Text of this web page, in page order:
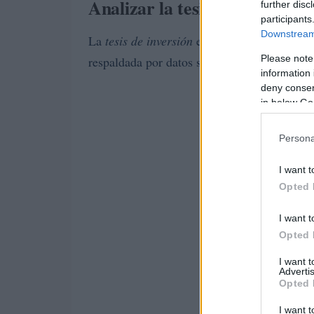
further
Please
information
deny
in below
I want
Opted
I want
Opted
I want
Opted
I want
Analizar la tesis de inversión
La tesis de inversión es la base de
respaldada por datos sólidos. Algunos